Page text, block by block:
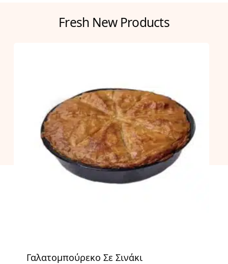
Fresh New Products
Γαλατομπούρεκο Σε Σινάκι